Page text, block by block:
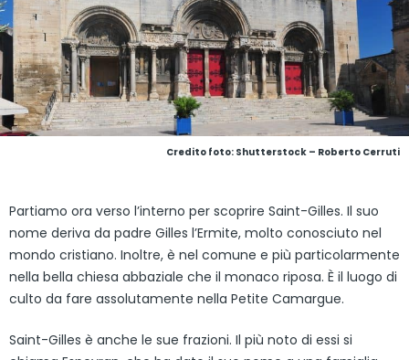
Credito foto: Shutterstock – Roberto Cerruti
Partiamo ora verso l’interno per scoprire Saint-Gilles. Il suo
nome deriva da padre Gilles l’Ermite, molto conosciuto nel
mondo cristiano. Inoltre, è nel comune e più particolarmente
nella bella chiesa abbaziale che il monaco riposa. È il luogo di
culto da fare assolutamente nella Petite Camargue.
Saint-Gilles è anche le sue frazioni. Il più noto di essi si